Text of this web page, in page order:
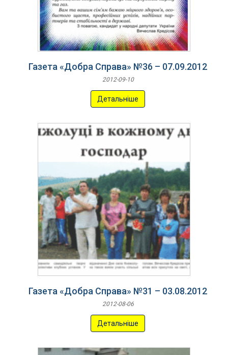
Газета «Добра Справа» №36 – 07.09.2012
2012-09-10
Детальніше
Газета «Добра Справа» №31 – 03.08.2012
2012-08-06
Детальніше